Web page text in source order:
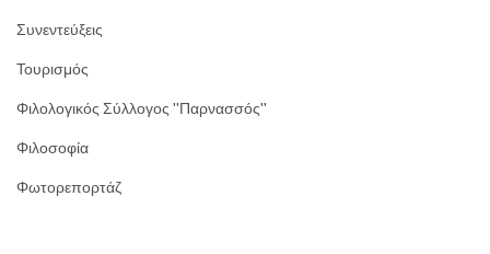
Συνεντεύξεις
Τουρισμός
Φιλολογικός Σύλλογος ''Παρνασσός''
Φιλοσοφία
Φωτορεπορτάζ